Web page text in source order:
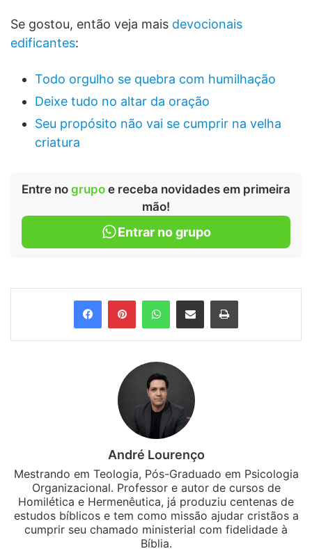
Se gostou, então veja mais devocionais
edificantes:
Todo orgulho se quebra com humilhação
Deixe tudo no altar da oração
Seu propósito não vai se cumprir na velha
criatura
Entre no grupo e receba novidades em primeira
mão!
Entrar no grupo
FacebookPinterestWhatsApp
Compartilhar via e-mail Imprimir
André Lourenço
Mestrando em Teologia, Pós-Graduado em Psicologia
Organizacional. Professor e autor de cursos de
Homilética e Hermenêutica, já produziu centenas de
estudos bíblicos e tem como missão ajudar cristãos a
cumprir seu chamado ministerial com fidelidade à
Bíblia.